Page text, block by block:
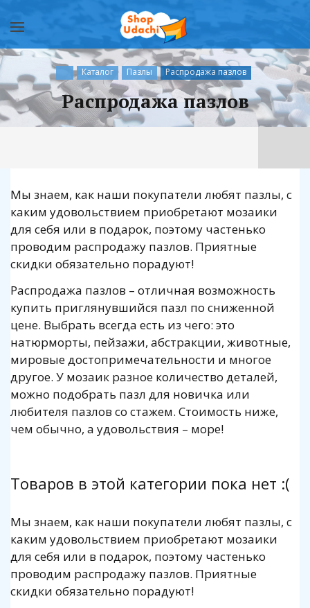
Каталог Пазлы Распродажа пазлов
Распродажа пазлов
Мы знаем, как наши покупатели любят пазлы, с
каким удовольствием приобретают мозаики
для себя или в подарок, поэтому частенько
проводим распродажу пазлов. Приятные
скидки обязательно порадуют!
Распродажа пазлов – отличная возможность
купить приглянувшийся пазл по сниженной
цене. Выбрать всегда есть из чего: это
натюрморты, пейзажи, абстракции, животные,
мировые достопримечательности и многое
другое. У мозаик разное количество деталей,
можно подобрать пазл для новичка или
любителя пазлов со стажем. Стоимость ниже,
чем обычно, а удовольствия – море!
Товаров в этой категории пока нет :(
Мы знаем, как наши покупатели любят пазлы, с
каким удовольствием приобретают мозаики
для себя или в подарок, поэтому частенько
проводим распродажу пазлов. Приятные
скидки обязательно порадуют!